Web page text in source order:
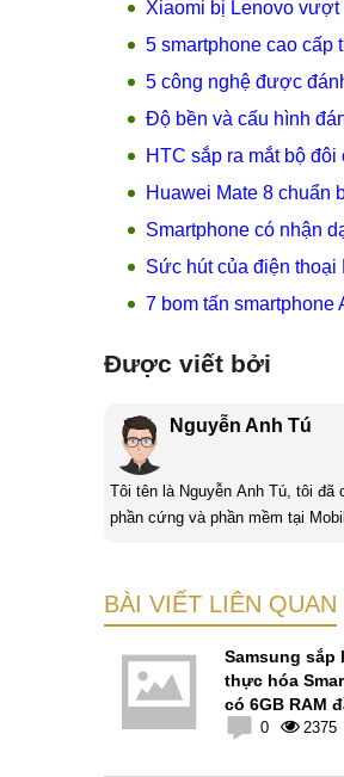
Xiaomi bị Lenovo vượt
5 smartphone cao cấp
5 công nghệ được
Độ bền và cấu hình
HTC sắp ra mắt bộ
Huawei Mate 8 chuẩn
Smartphone có nhận
Sức hút của điện thoại
7 bom tấn smartphone
Được viết bởi
Nguyễn Anh Tú
Tôi tên là Nguyễn Anh Tú, tôi
phần cứng và phần mềm tại
BÀI VIẾT LIÊN QUAN
Samsung sắp
thực hóa
có 6GB RAM
trên thế giới
0 2375